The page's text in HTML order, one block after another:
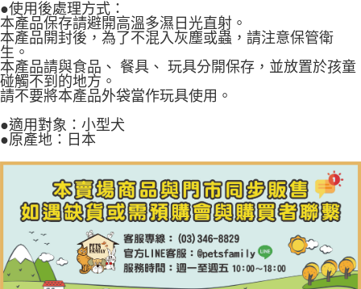
●使用後處理方式：
本產品保存請避開高溫多濕日光直射。
本產品開封後，為了不混入灰塵或蟲，請注意保管衛
生。
本產品請與食品、 餐具、 玩具分開保存，並放置於孩童
碰觸不到的地方。
請不要將本產品外袋當作玩具使用。
●適用對象：小型犬
●原產地：日本